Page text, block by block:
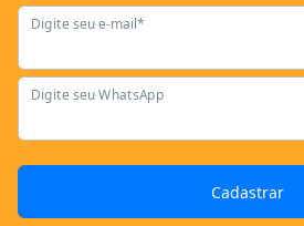
Digite seu e-mail*
Digite seu WhatsApp
Cadastrar